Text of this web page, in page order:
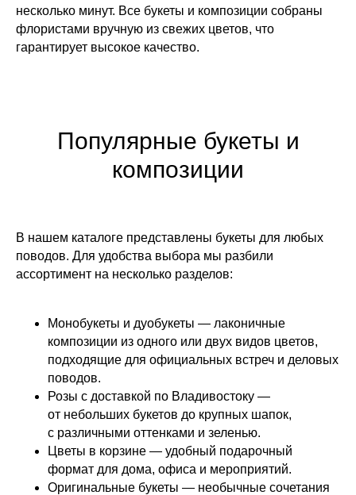
несколько минут. Все букеты и композиции собраны
флористами вручную из свежих цветов, что
гарантирует высокое качество.
Популярные букеты и
композиции
В нашем каталоге представлены букеты для любых
поводов. Для удобства выбора мы разбили
ассортимент на несколько разделов:
Монобукеты и дуобукеты — лаконичные
композиции из одного или двух видов цветов,
подходящие для официальных встреч и деловых
поводов.
Розы с доставкой по Владивостоку —
от небольших букетов до крупных шапок,
с различными оттенками и зеленью.
Цветы в корзине — удобный подарочный
формат для дома, офиса и мероприятий.
Оригинальные букеты — необычные сочетания